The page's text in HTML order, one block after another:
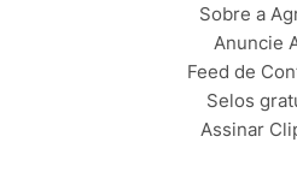
Sobre a
Anuncie
Feed de
Selos
Assinar